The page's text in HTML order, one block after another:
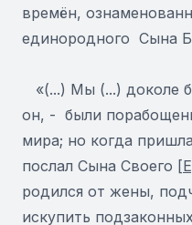
времён,
единородного Сына
«(...) Мы (...) доколе
он, - были
мира; но когда
послал Сына Своего [
родился от жены,
искупить